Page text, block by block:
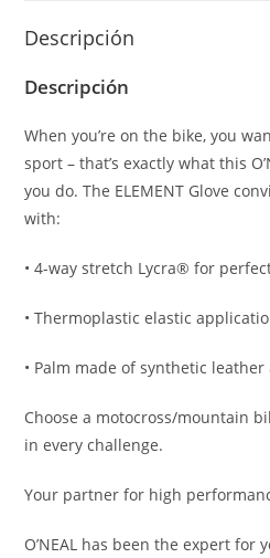
Descripción
Descripción
When you’re on the bike, you
sport – that’s exactly what this
you do. The ELEMENT Glove
with:
• 4-way stretch Lycra® for
• Thermoplastic elastic
• Palm made of synthetic
Choose a motocross/mountain
in every challenge.
Your partner for high
O’NEAL has been the expert for